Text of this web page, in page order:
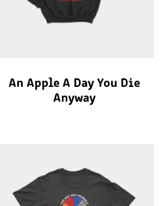
An Apple A Day You Die
Anyway